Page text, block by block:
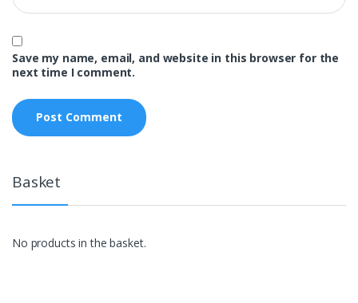
Save my name, email, and website in this browser for the
next time I comment.
Basket
No products in the basket.